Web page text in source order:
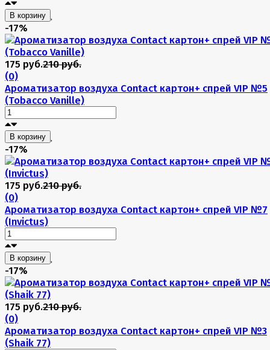
В корзину
-17%
175 руб.210 руб.
(0)
Ароматизатор воздуха Contact картон+ спрей VIP №5
(Tobacco Vanille)
В корзину
-17%
175 руб.210 руб.
(0)
Ароматизатор воздуха Contact картон+ спрей VIP №7
(Invictus)
В корзину
-17%
175 руб.210 руб.
(0)
Ароматизатор воздуха Contact картон+ спрей VIP №3
(Shaik 77)